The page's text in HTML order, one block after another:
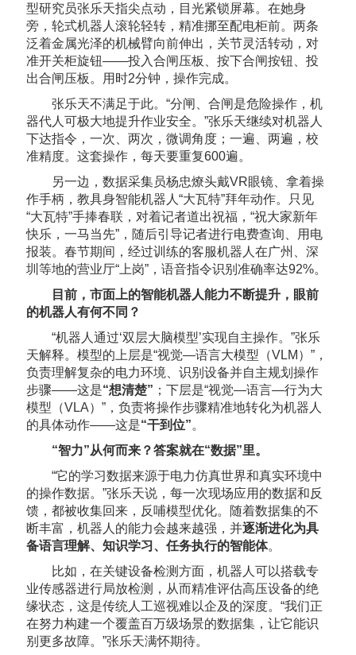
型研究员张乐天指尖点动，目光紧锁屏幕。在她身
旁，轮式机器人滚轮轻转，精准挪至配电柜前。两条
泛着金属光泽的机械臂向前伸出，关节灵活转动，对
准开关柜旋钮——投入合闸压板、按下合闸按钮、投
出合闸压板。用时2分钟，操作完成。
张乐天不满足于此。“分闸、合闸是危险操作，机
器代人可极大地提升作业安全。”张乐天继续对机器人
下达指令，一次、两次，微调角度；一遍、两遍，校
准精度。这套操作，每天要重复600遍。
另一边，数据采集员杨忠燎头戴VR眼镜、拿着操
作手柄，教具身智能机器人“大瓦特”拜年动作。只见
“大瓦特”手捧春联，对着记者道出祝福，“祝大家新年
快乐，一马当先”，随后引导记者进行电费查询、用电
报装。春节期间，经过训练的客服机器人在广州、深
圳等地的营业厅“上岗”，语音指令识别准确率达92%。
目前，市面上的智能机器人能力不断提升，眼前
的机器人有何不同？
“机器人通过‘双层大脑模型’实现自主操作。”张乐
天解释。模型的上层是“视觉—语言大模型（VLM）”，
负责理解复杂的电力环境、识别设备并自主规划操作
步骤——这是“想清楚” ；下层是“视觉—语言—行为大
模型（VLA）”，负责将操作步骤精准地转化为机器人
的具体动作——这是“干到位”。
“智力”从何而来？答案就在“数据”里。
“它的学习数据来源于电力仿真世界和真实环境中
的操作数据。”张乐天说，每一次现场应用的数据和反
馈，都被收集回来，反哺模型优化。随着数据集的不
断丰富，机器人的能力会越来越强，并逐渐进化为具
备语言理解、知识学习、任务执行的智能体。
比如，在关键设备检测方面，机器人可以搭载专
业传感器进行局放检测，从而精准评估高压设备的绝
缘状态，这是传统人工巡视难以企及的深度。“我们正
在努力构建一个覆盖百万级场景的数据集，让它能识
别更多故障。”张乐天满怀期待。